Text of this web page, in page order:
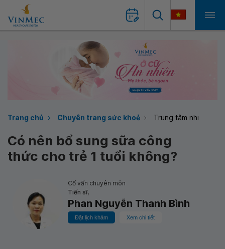
Trang chủ Chuyên trang sức khoẻ Trung tâm nhi
Có nên bổ sung sữa công
thức cho trẻ 1 tuổi không?
Cố vấn chuyên môn
Tiến sĩ,
Phan Nguyễn Thanh Bình
Đặt lịch khám Xem chi tiết